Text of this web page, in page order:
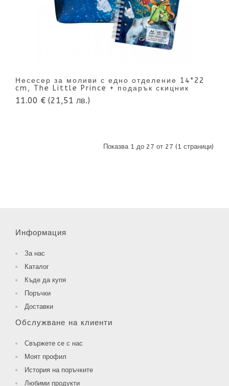
Несесер за моливи с едно отделение 14*22
cm, The Little Prince + подарък скицник
11.00 € (21,51 лв.)
Показва 1 до 27 от 27 (1 страници)
Информация
За нас
Каталог
Къде да купя
Поръчки
Доставки
Обслужване на клиенти
Свържете се с нас
Моят профил
История на поръчките
Любими продукти